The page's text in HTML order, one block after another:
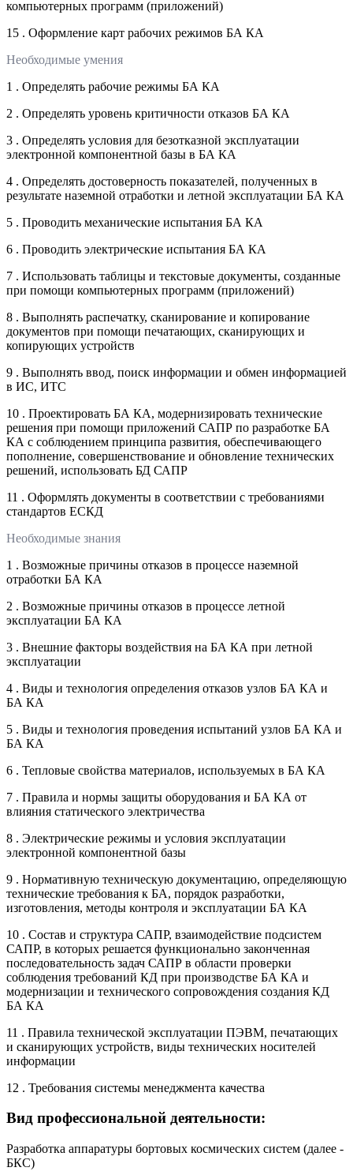
компьютерных программ (приложений)
15 . Оформление карт рабочих режимов БА КА
Необходимые умения
1 . Определять рабочие режимы БА КА
2 . Определять уровень критичности отказов БА КА
3 . Определять условия для безотказной эксплуатации
электронной компонентной базы в БА КА
4 . Определять достоверность показателей, полученных в
результате наземной отработки и летной эксплуатации БА КА
5 . Проводить механические испытания БА КА
6 . Проводить электрические испытания БА КА
7 . Использовать таблицы и текстовые документы, созданные
при помощи компьютерных программ (приложений)
8 . Выполнять распечатку, сканирование и копирование
документов при помощи печатающих, сканирующих и
копирующих устройств
9 . Выполнять ввод, поиск информации и обмен информацией
в ИС, ИТС
10 . Проектировать БА КА, модернизировать технические
решения при помощи приложений САПР по разработке БА
КА с соблюдением принципа развития, обеспечивающего
пополнение, совершенствование и обновление технических
решений, использовать БД САПР
11 . Оформлять документы в соответствии с требованиями
стандартов ЕСКД
Необходимые знания
1 . Возможные причины отказов в процессе наземной
отработки БА КА
2 . Возможные причины отказов в процессе летной
эксплуатации БА КА
3 . Внешние факторы воздействия на БА КА при летной
эксплуатации
4 . Виды и технология определения отказов узлов БА КА и
БА КА
5 . Виды и технология проведения испытаний узлов БА КА и
БА КА
6 . Тепловые свойства материалов, используемых в БА КА
7 . Правила и нормы защиты оборудования и БА КА от
влияния статического электричества
8 . Электрические режимы и условия эксплуатации
электронной компонентной базы
9 . Нормативную техническую документацию, определяющую
технические требования к БА, порядок разработки,
изготовления, методы контроля и эксплуатации БА КА
10 . Состав и структура САПР, взаимодействие подсистем
САПР, в которых решается функционально законченная
последовательность задач САПР в области проверки
соблюдения требований КД при производстве БА КА и
модернизации и технического сопровождения создания КД
БА КА
11 . Правила технической эксплуатации ПЭВМ, печатающих
и сканирующих устройств, виды технических носителей
информации
12 . Требования системы менеджмента качества
Вид профессиональной деятельности:
Разработка аппаратуры бортовых космических систем (далее -
БКС)